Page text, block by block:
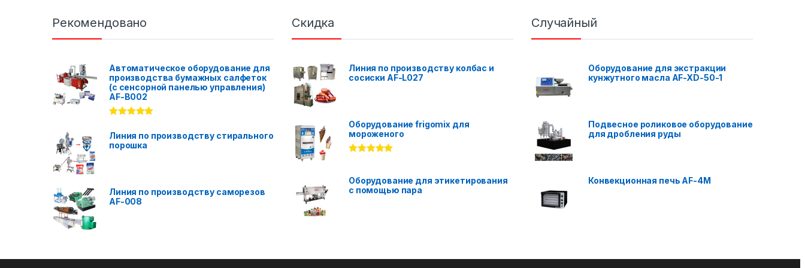
Рекомендовано
Автоматическое оборудование для
производства бумажных салфеток
(с сенсорной панелью управления)
AF-B002
out of 5
Линия по производству стирального
порошка
Линия по производству саморезов
AF-008
Скидка
Линия по производству колбас и
сосиски AF-L027
Оборудование frigomix для
мороженого
Оборудование для этикетирования
с помощью пара
Случайный
Оборудование для экстракции
кунжутного масла AF-XD-50-1
Подвесное роликовое оборудование
для дробления руды
Конвекционная печь AF-4M